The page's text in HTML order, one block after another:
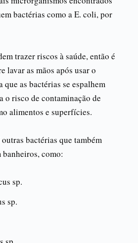
bactérias como a E. coli, por
trazer riscos à saúde, então é
lavar as mãos após usar o
as bactérias se espalhem
o risco de contaminação de
alimentos e superfícies.
bactérias que também
banheiros, como:
sp.
sp.